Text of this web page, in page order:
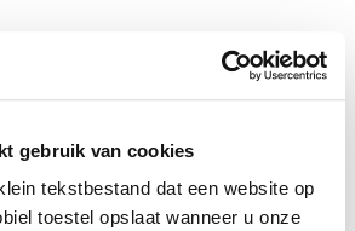
gebruik van cookies
tekstbestand dat een website op
toestel opslaat wanneer u onze